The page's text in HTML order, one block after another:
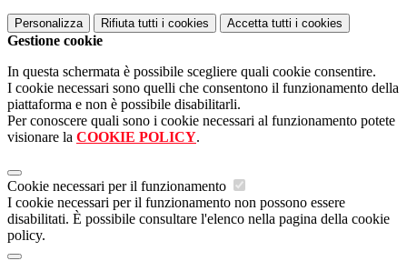
Personalizza Rifiuta tutti i cookies Accetta tutti i cookies
Gestione cookie
In questa schermata è possibile scegliere quali cookie consentire.
I cookie necessari sono quelli che consentono il funzionamento della
piattaforma e non è possibile disabilitarli.
Per conoscere quali sono i cookie necessari al funzionamento potete
visionare la COOKIE POLICY.
Cookie necessari per il funzionamento
I cookie necessari per il funzionamento non possono essere
disabilitati. È possibile consultare l'elenco nella pagina della cookie
policy.